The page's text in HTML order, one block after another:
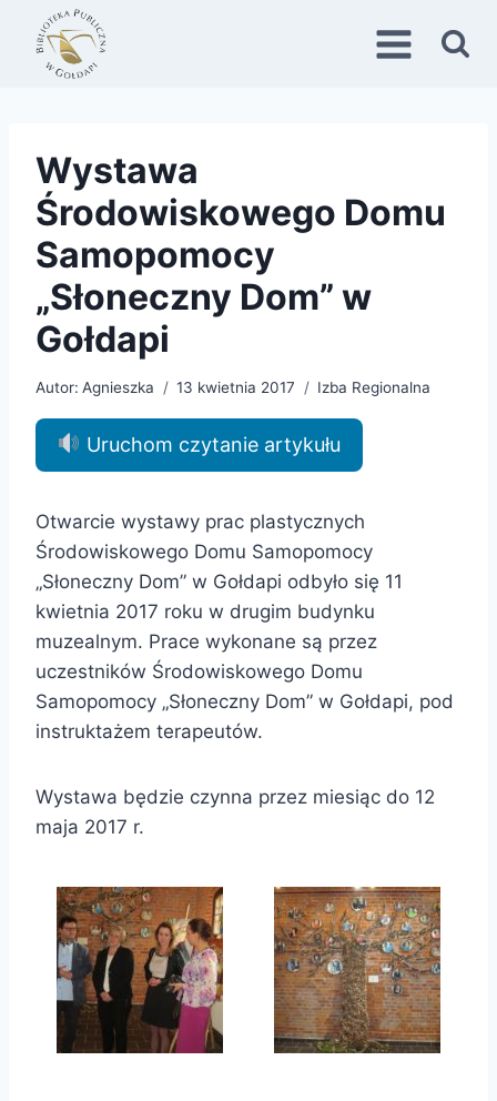
Przejdź
treści
Wystawa
Środowiskowego Domu
Samopomocy
„Słoneczny Dom” w
Gołdapi
Autor: Agnieszka 13 kwietnia 2017 Izba Regionalna
Uruchom czytanie artykułu
Otwarcie wystawy prac plastycznych
Środowiskowego Domu Samopomocy
„Słoneczny Dom” w Gołdapi odbyło się 11
kwietnia 2017 roku w drugim budynku
muzealnym. Prace wykonane są przez
uczestników Środowiskowego Domu
Samopomocy „Słoneczny Dom” w Gołdapi, pod
instruktażem terapeutów.
Wystawa będzie czynna przez miesiąc do 12
maja 2017 r.